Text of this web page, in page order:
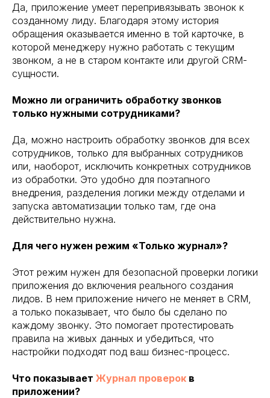
Да, приложение умеет перепривязывать звонок к
созданному лиду. Благодаря этому история
обращения оказывается именно в той карточке, в
которой менеджеру нужно работать с текущим
звонком, а не в старом контакте или другой CRM-
сущности.
Можно ли ограничить обработку звонков
только нужными сотрудниками?
Да, можно настроить обработку звонков для всех
сотрудников, только для выбранных сотрудников
или, наоборот, исключить конкретных сотрудников
из обработки. Это удобно для поэтапного
внедрения, разделения логики между отделами и
запуска автоматизации только там, где она
действительно нужна.
Для чего нужен режим «Только журнал»?
Этот режим нужен для безопасной проверки логики
приложения до включения реального создания
лидов. В нем приложение ничего не меняет в CRM,
а только показывает, что было бы сделано по
каждому звонку. Это помогает протестировать
правила на живых данных и убедиться, что
настройки подходят под ваш бизнес-процесс.
Что показывает Журнал проверок в
приложении?